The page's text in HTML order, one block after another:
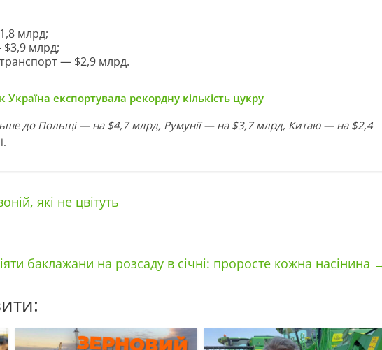
млрд;
млрд;
— $2,9 млрд.
Україна експортувала рекордну кількість цукру
до Польщі — на $4,7 млрд, Румунії — на $3,7 млрд, Китаю — на $2,4
які не цвітуть
баклажани на розсаду в січні: проросте кожна насінина